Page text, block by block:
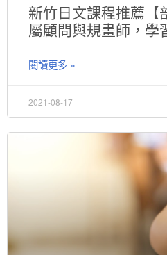
新竹日文課程推薦【
屬顧問與規畫師，學
閱讀更多 »
2021-08-17